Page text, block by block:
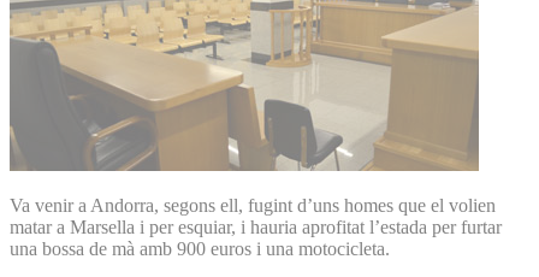
Va venir a Andorra, segons ell, fugint d’uns homes que el volien
matar a Marsella i per esquiar, i hauria aprofitat l’estada per furtar
una bossa de mà amb 900 euros i una motocicleta.